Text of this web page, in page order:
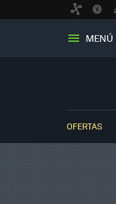
MENÚ
OFERTAS